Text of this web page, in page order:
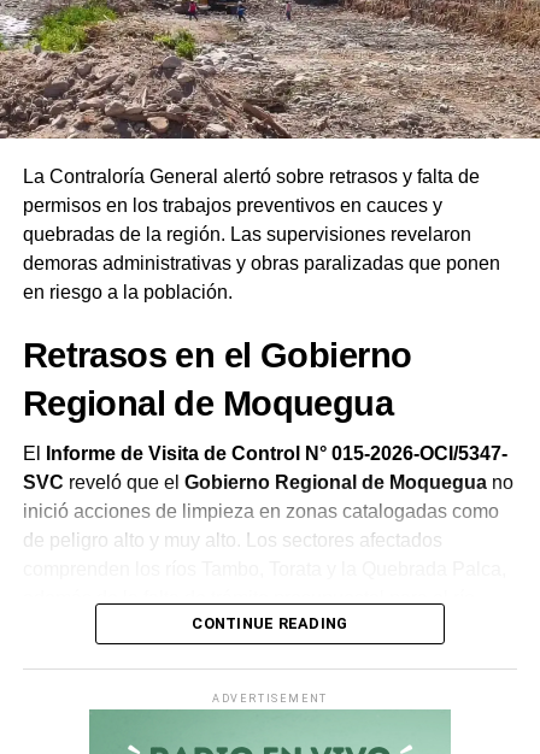
Ejecutivo, el líder instó a la ciudadanía a interceder por
las autoridades salientes y entrantes. Finalmente,
remarcó que las Asambleas de Dios del Perú celebran su
19.ª Confraternidad Regional en Ilo reafirmando el
compromiso de la iglesia de orar constantemente por el
bienestar del país.
La Contraloría General alertó sobre retrasos y falta de
permisos en los trabajos preventivos en cauces y
quebradas de la región. Las supervisiones revelaron
demoras administrativas y obras paralizadas que ponen
en riesgo a la población.
Retrasos en el Gobierno
Regional de Moquegua
El
Informe de Visita de Control N° 015-2026-OCI/5347-
SVC reveló que el Gobierno Regional de Moqueguano
inició acciones de limpieza en zonas catalogadas como
de peligro alto y muy alto. Los sectores afectados
descolmatación adjudicado porS/ 70 000quedó
CONTINUE READING
ADVERTISEMENT